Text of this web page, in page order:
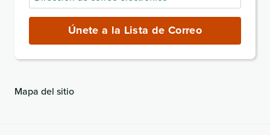
de
electrónico
(obligatorio)
Únete a la Lista de Correo
Mapa del sitio